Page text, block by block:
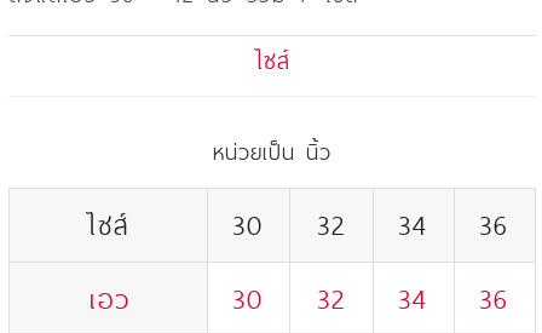
ไซส์
หน่วยเป็น นิ้ว
ไซส์ 30 32 34
36
เอว
30 32 34
36